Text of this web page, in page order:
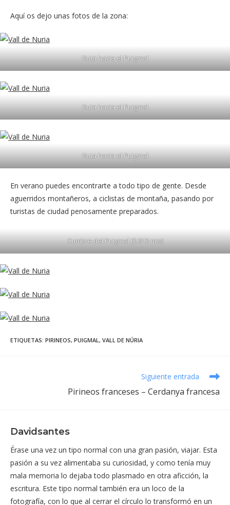
Aquí os dejo unas fotos de la zona:
Ruta hacia el Puigmal
Ruta hacia el Puigmal
Ruta hacia el Puigmal
En verano puedes encontrarte a todo tipo de gente. Desde
aguerridos montañeros, a ciclistas de montaña, pasando por
turistas de ciudad penosamente preparados.
Cumbre del Puigmal (2.913 mts)
ETIQUETAS: PIRINEOS, PUIGMAL , VALL DE NÚRIA
Siguiente entrada
Pirineos franceses – Cerdanya francesa
Davidsantes
Érase una vez un tipo normal con una gran pasión, viajar. Esta
pasión a su vez alimentaba su curiosidad, y como tenía muy
mala memoria lo dejaba todo plasmado en otra aficción, la
escritura. Este tipo normal también era un loco de la
fotografía, con lo que al cerrar el círculo lo transformó en un